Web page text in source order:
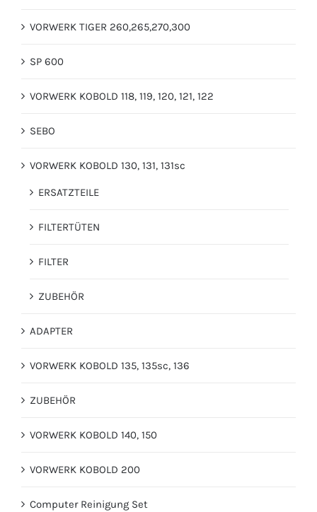
VORWERK TIGER 260,265,270,300
SP 600
VORWERK KOBOLD 118, 119, 120, 121, 122
SEBO
VORWERK KOBOLD 130, 131, 131sc
ERSATZTEILE
FILTERTÜTEN
FILTER
ZUBEHÖR
ADAPTER
VORWERK KOBOLD 135, 135sc, 136
ZUBEHÖR
VORWERK KOBOLD 140, 150
VORWERK KOBOLD 200
Computer Reinigung Set